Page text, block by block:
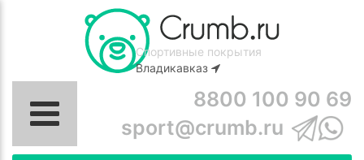
Спортивные покрытия
Владикавказ
8800 100 90 69
sport@crumb.ru